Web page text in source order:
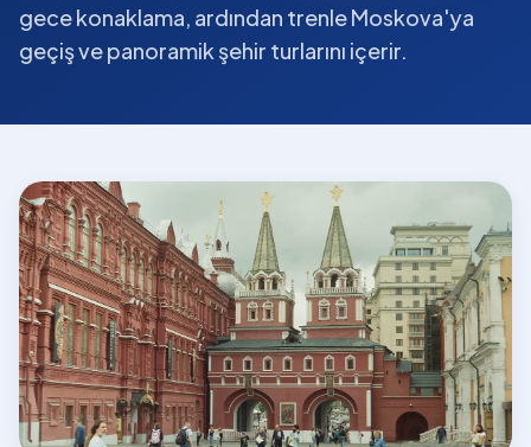
gece konaklama, ardından trenle Moskova'ya
geçiş ve panoramik şehir turlarını içerir.